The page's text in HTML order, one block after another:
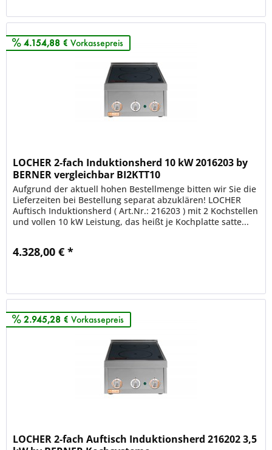
4.154,88 € Vorkassepreis
LOCHER 2-fach Induktionsherd 10 kW 2016203 by
BERNER vergleichbar BI2KTT10
Aufgrund der aktuell hohen Bestellmenge bitten wir Sie die
Lieferzeiten bei Bestellung separat abzuklären! LOCHER
Auftisch Induktionsherd ( Art.Nr.: 216203 ) mit 2 Kochstellen
und vollen 10 kW Leistung, das heißt je Kochplatte satte...
4.328,00 € *
2.945,28 € Vorkassepreis
LOCHER 2-fach Auftisch Induktionsherd 216202 3,5